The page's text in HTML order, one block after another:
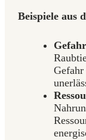
Beispiele aus